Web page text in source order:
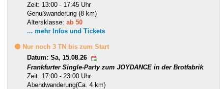
Zeit: 13:00 - 17:45 Uhr
Genußwanderung (8 km)
Altersklasse: ab 50
... mehr Infos und Tickets
🟡 Nur noch 3 TN bis zum Start
Datum: Sa, 15.08.26
Frankfurter Single-Party zum JOYDANCE in der Brotfabrik
Zeit: 17:00 - 23:00 Uhr
Abendwanderung(Ca. 4 km)